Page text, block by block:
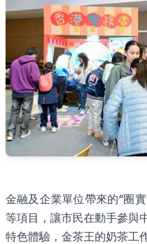
金融及企業單位帶來的“圈
等項目，讓市民在動手參與
特色體驗，金茶王的奶茶工